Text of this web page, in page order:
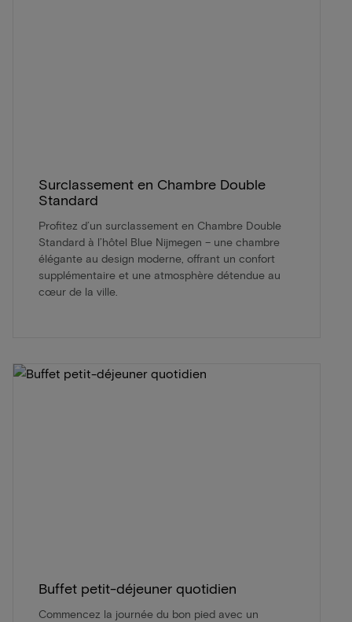
Surclassement en Chambre Double
Standard
Profitez d’un surclassement en Chambre Double
Standard à l’hôtel Blue Nijmegen – une chambre
élégante au design moderne, offrant un confort
supplémentaire et une atmosphère détendue au
cœur de la ville.
Buffet petit-déjeuner quotidien
Commencez la journée du bon pied avec un